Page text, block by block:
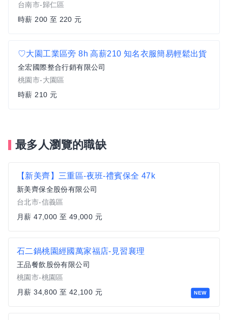
台南市-歸仁區
時薪 200 至 220 元
♡大園工業區旁 8h 高薪210 知名衣服簡易輕鬆出貨
全宏國際整合行銷有限公司
桃園市-大園區
時薪 210 元
最多人瀏覽的職缺
【新美齊】三重區-夜班-禮賓保全 47k
新美齊保全股份有限公司
台北市-信義區
月薪 47,000 至 49,000 元
NEW
石二鍋桃園經國萬家福店-見習襄理
王品餐飲股份有限公司
桃園市-桃園區
月薪 34,800 至 42,100 元